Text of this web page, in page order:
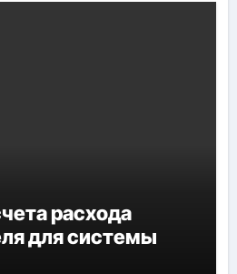
расхода
для системы